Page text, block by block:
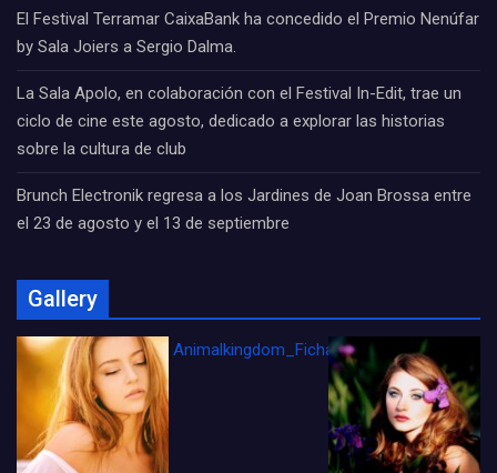
El Festival Terramar CaixaBank ha concedido el Premio Nenúfar
by Sala Joiers a Sergio Dalma.
La Sala Apolo, en colaboración con el Festival In-Edit, trae un
ciclo de cine este agosto, dedicado a explorar las historias
sobre la cultura de club
Brunch Electronik regresa a los Jardines de Joan Brossa entre
el 23 de agosto y el 13 de septiembre
Gallery
Animalkingdom_FichaCine